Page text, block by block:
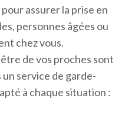
assurer la prise en
personnes âgées ou
chez vous.
de vos proches sont
service de garde-
à chaque situation :